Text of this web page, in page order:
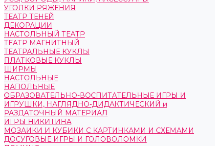
УГОЛКИ РЯЖЕНИЯ
ТЕАТР ТЕНЕЙ
ДЕКОРАЦИИ
НАСТОЛЬНЫЙ ТЕАТР
ТЕАТР МАГНИТНЫЙ
ТЕАТРАЛЬНЫЕ КУКЛЫ
ПЛАТКОВЫЕ КУКЛЫ
ШИРМЫ
НАСТОЛЬНЫЕ
НАПОЛЬНЫЕ
ОБРАЗОВАТЕЛЬНО-ВОСПИТАТЕЛЬНЫЕ ИГРЫ И
ИГРУШКИ, НАГЛЯДНО-ДИДАКТИЧЕСКИЙ и
РАЗДАТОЧНЫЙ МАТЕРИАЛ
ИГРЫ НИКИТИНА
МОЗАИКИ И КУБИКИ С КАРТИНКАМИ И СХЕМАМИ
ДОСУГОВЫЕ ИГРЫ И ГОЛОВОЛОМКИ